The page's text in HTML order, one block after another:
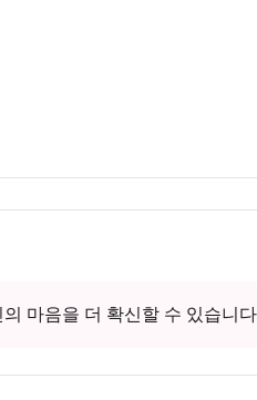
마음을 더 확신할 수 있습니